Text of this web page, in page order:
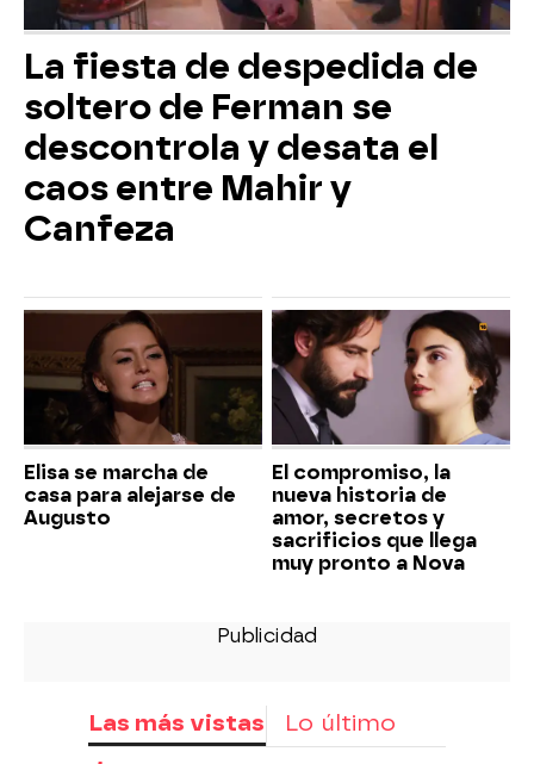
La fiesta de despedida de
soltero de Ferman se
descontrola y desata el
caos entre Mahir y
Canfeza
Elisa se marcha de
casa para alejarse de
Augusto
El compromiso, la
nueva historia de
amor, secretos y
sacrificios que llega
muy pronto a Nova
Las más vistas Lo último